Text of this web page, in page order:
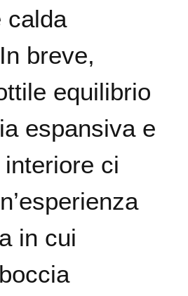
calda
breve,
equilibrio
espansiva e
ci
in cui